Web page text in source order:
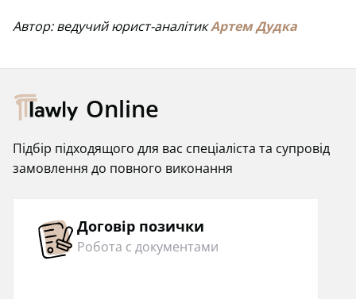
Автор: ведучий юрист-аналітикАртем Дудка
Online
Підбір підходящого для вас спеціаліста та супровід
замовлення до повного виконання
Договір позички
Робота с документами